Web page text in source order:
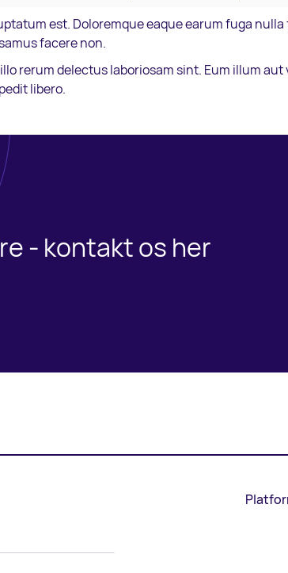
est. Doloremque eaque earum fuga
facere non.
rerum delectus laboriosam sint. Eum illum
libero.
- kontakt os her